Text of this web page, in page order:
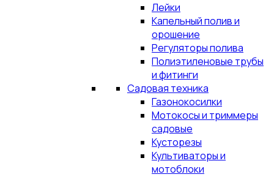
Лейки
Капельный полив и
орошение
Регуляторы полива
Полиэтиленовые трубы
и фитинги
Садовая техника
Газонокосилки
Мотокосы и триммеры
садовые
Кусторезы
Культиваторы и
мотоблоки